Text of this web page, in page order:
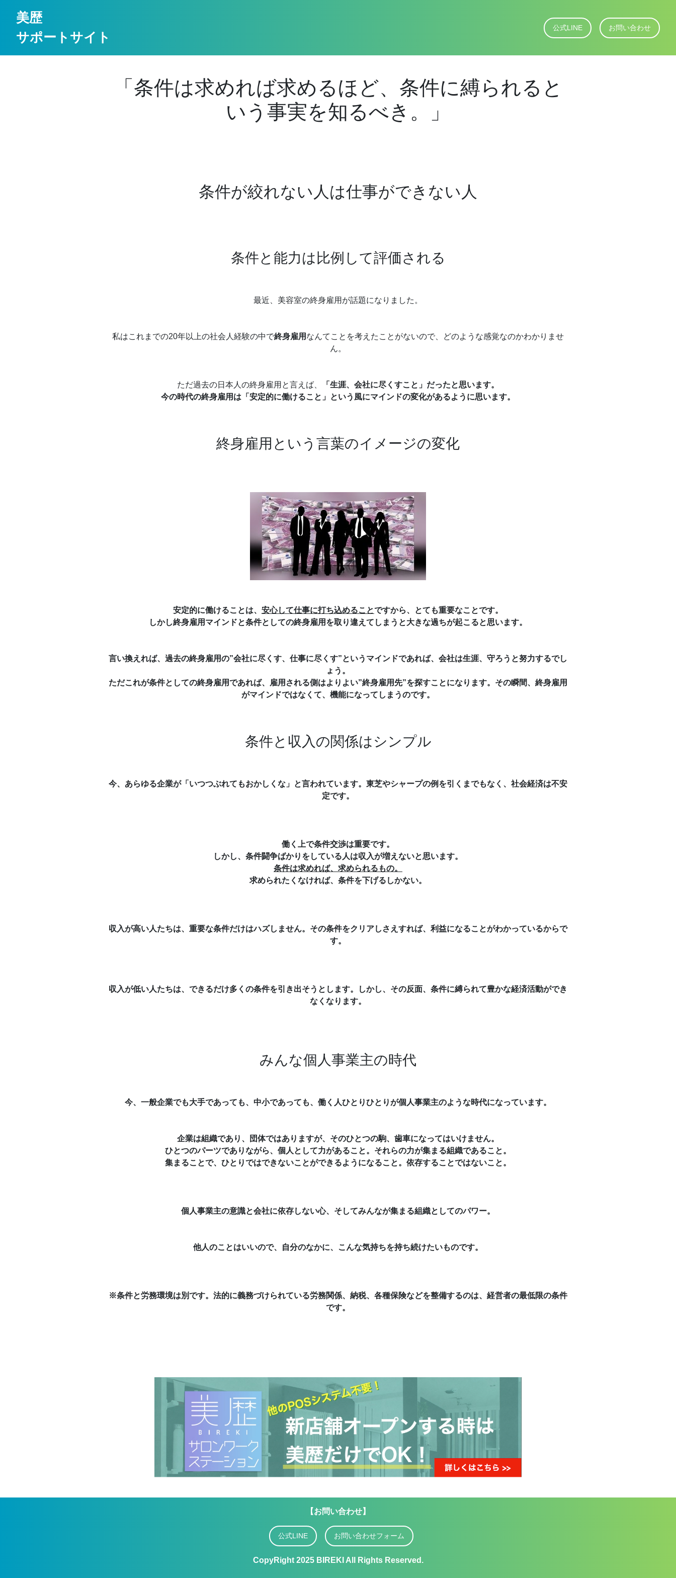
美歴
サポートサイト
公式LINE お問い合わせ
「条件は求めれば求めるほど、条件に縛られると
いう事実を知るべき。」
条件が絞れない人は仕事ができない人
条件と能力は比例して評価される
最近、美容室の終身雇用が話題になりました。
私はこれまでの20年以上の社会人経験の中で終身雇用 なんてことを考えたことがないので、どのような感覚なのかわかりませ
ん。
ただ過去の日本人の終身雇用と言えば、 「生涯、会社に尽くすこと」 だったと思います。
今の時代の終身雇用は 「安定的に働けること」 という風にマインドの変化があるように思います。
終身雇用という言葉のイメージの変化
安定的に働けることは、 安心して仕事に打ち込めることですから、とても重要なことです。
しかし終身雇用マインドと条件としての終身雇用 を取り違えてしまうと大きな過ちが起こると思います。
言い換えれば、過去の終身雇用の”会社に尽くす、仕事に尽くす”というマインドであれば、会社は生涯、守ろうと努力するでし
ょう。
ただこれが条件としての終身雇用であれば、雇用される側はよりよい”終身雇用先”を探すことになります。その瞬間、終身雇用
がマインドではなくて、機能になってしまうのです。
条件と収入の関係はシンプル
今、あらゆる企業が「いつつぶれてもおかしくな」と言われています。東芝やシャープの例を引くまでもなく、社会経済は不安
定です。
働く上で条件交渉は重要です。
しかし、 条件闘争ばかりをしている人は収入が増えないと思います。
条件は求めれば、求められるもの。
求められたくなければ、条件を下げるしかない。
収入が高い人たちは、重要な条件だけはハズしません。その条件をクリアしさえすれば、利益になることがわかっているからで
す。
収入が低い人たちは、できるだけ多くの条件を引き出そうとします。しかし、その反面、条件に縛られて豊かな経済活動ができ
なくなります。
みんな個人事業主の時代
今、一般企業でも大手であっても、中小であっても、働く人ひとりひとりが個人事業主のような時代になっています。
企業は組織であり、団体ではありますが、そのひとつの駒、歯車になってはいけません。
ひとつのパーツでありながら、個人として力があること。それらの力が集まる組織であること。
集まることで、ひとりではできないことができるようになること。依存することではないこと。
個人事業主の意識と会社に依存しない心、そしてみんなが集まる組織としてのパワー。
他人のことはいいので、自分のなかに、こんな気持ちを持ち続けたいものです。
※条件と労務環境は別です。法的に義務づけられている労務関係、納税、各種保険などを整備するのは、経営者の最低限の条件
です。
【お問い合わせ】
公式LINE お問い合わせフォーム
CopyRight 2025 BIREKI All Rights Reserved.